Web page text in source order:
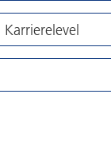
Karrierelevel